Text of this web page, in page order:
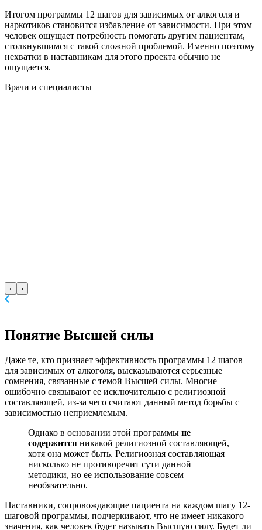
Итогом программы 12 шагов для зависимых от алкоголя и
наркотиков становится избавление от зависимости. При этом
человек ощущает потребность помогать другим пациентам,
столкнувшимся с такой сложной проблемой. Именно поэтому
нехватки в наставникам для этого проекта обычно не
ощущается.
Врачи и специалисты
‹ ›
Понятие Высшей силы
Даже те, кто признает эффективность программы 12 шагов
для зависимых от алкоголя, высказываются серьезные
сомнения, связанные с темой Высшей силы. Многие
ошибочно связывают ее исключительно с религиозной
составляющей, из-за чего считают данный метод борьбы с
зависимостью неприемлемым.
Однако в основании этой программы не
содержится никакой религиозной составляющей,
хотя она может быть. Религиозная составляющая
нисколько не противоречит сути данной
методики, но ее использование совсем
необязательно.
Наставники, сопровождающие пациента на каждом шагу 12-
шаговой программы, подчеркивают, что не имеет никакого
значения, как человек будет называть Высшую силу. Будет ли